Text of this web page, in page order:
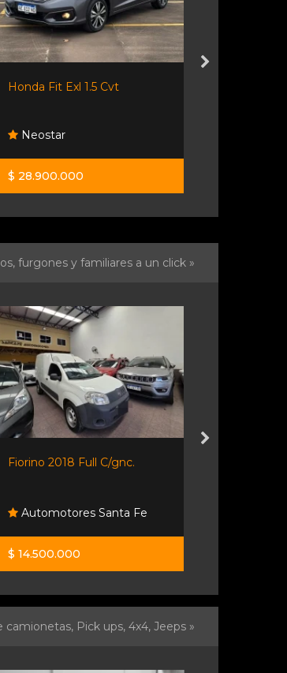
Honda Fit Exl 1.5 Cvt
Neostar
$ 28.900.000
furgones y familiares a un click »
Fiorino 2018 Full C/gnc.
Automotores Santa Fe
$ 14.500.000
camionetas, Pick ups, 4x4, Jeeps »